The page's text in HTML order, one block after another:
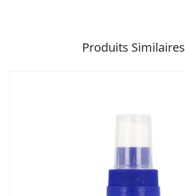
Produits Similaires